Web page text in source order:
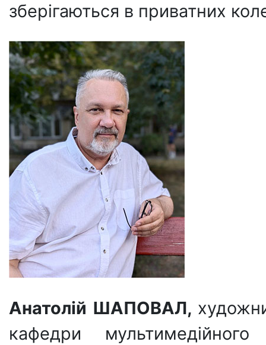
зберігаються в приватних
Анатолій ШАПОВАЛ,
кафедри